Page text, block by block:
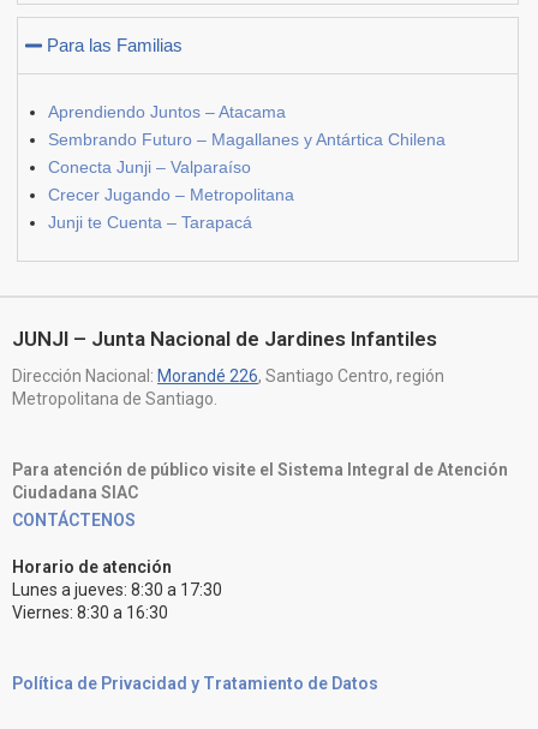
Para las Familias
Aprendiendo Juntos – Atacama
Sembrando Futuro – Magallanes y Antártica Chilena
Conecta Junji – Valparaíso
Crecer Jugando – Metropolitana
Junji te Cuenta – Tarapacá
JUNJI – Junta Nacional de Jardines Infantiles
Dirección Nacional: Morandé 226, Santiago Centro, región
Metropolitana de Santiago.
Para atención de público visite el Sistema Integral de Atención
Ciudadana SIAC
CONTÁCTENOS
Horario de atención
Lunes a jueves: 8:30 a 17:30
Viernes: 8:30 a 16:30
Política de Privacidad y Tratamiento de Datos